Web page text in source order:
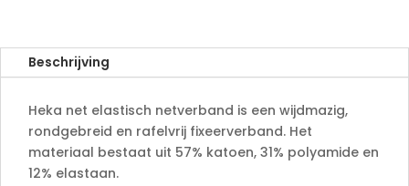
steriel
aantal
a
t
Beschrijving
Heka net elastisch netverband is een wijdmazig,
rondgebreid en rafelvrij fixeerverband. Het
materiaal bestaat uit 57% katoen, 31% polyamide en
12% elastaan.